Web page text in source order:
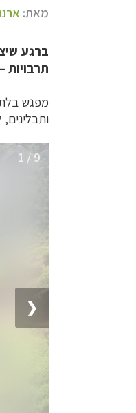
מאת:
ברגע
מפגש
1 / 9
❮